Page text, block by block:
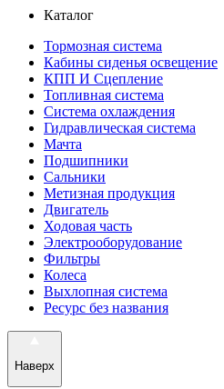
Каталог
Тормозная система
Кабины сиденья освещение
КПП И Сцепление
Топливная система
Система охлаждения
Гидравлическая система
Мачта
Подшипники
Сальники
Метизная продукция
Двигатель
Ходовая часть
Электрооборудование
Фильтры
Колеса
Выхлопная система
Ресурс без названия
Наверх